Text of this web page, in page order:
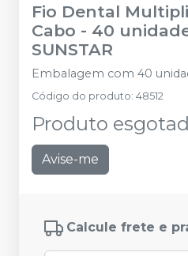
Fio Dental
Cabo - 40
SUNSTAR
Embalagem com 40
Código do produto: 48512
Produto
Avise-me
Calcule frete e